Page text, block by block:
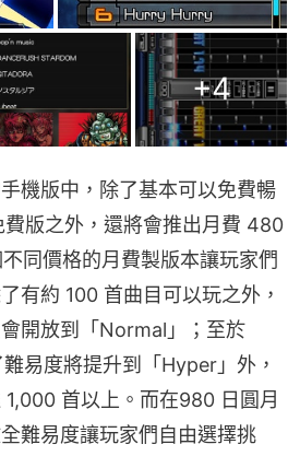
+4
機版中，除了基本可以免費暢
版之外，還將會推出月費 480
同價格的月費製版本讓玩家們
有約 100 首曲目可以玩之外，
開放到「Normal」；至於
易度將提升到「Hyper」外，
首以上。而在980 日圓月
難易度讓玩家們自由選擇挑